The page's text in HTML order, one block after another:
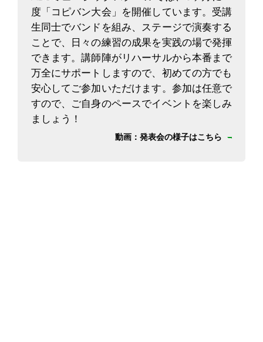
度「コピバン大会」を開催しています。受講
生同士でバンドを組み、ステージで演奏する
ことで、日々の練習の成果を実践の場で発揮
できます。講師陣がリハーサルから本番まで
万全にサポートしますので、初めての方でも
安心してご参加いただけます。参加は任意で
すので、ご自身のペースでイベントを楽しみ
ましょう！
動画：発表会の様子はこちら